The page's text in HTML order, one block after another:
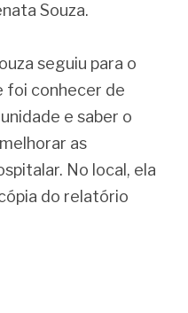
Souza.
seguiu para o
foi conhecer de
e saber o
as
No local, ela
do relatório